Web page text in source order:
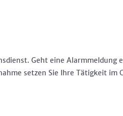
Geht eine Alarmmeldung
setzen Sie Ihre Tätigkeit im